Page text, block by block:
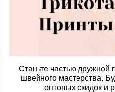
Станьте частью дружной
швейного мастерства.
оптовых скидок и